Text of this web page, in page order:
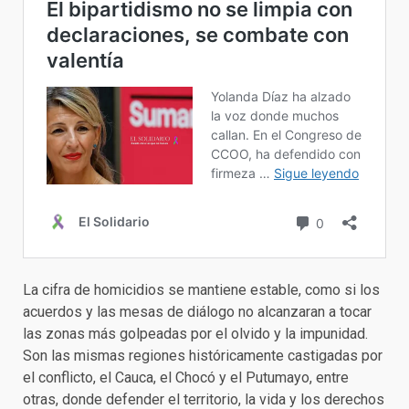
La cifra de homicidios se mantiene estable, como si los
acuerdos y las mesas de diálogo no alcanzaran a tocar
las zonas más golpeadas por el olvido y la impunidad.
Son las mismas regiones históricamente castigadas por
el conflicto, el Cauca, el Chocó y el Putumayo, entre
otras, donde defender el territorio, la vida y los derechos